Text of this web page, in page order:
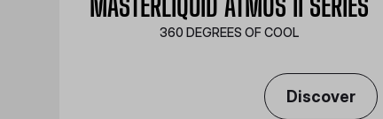
360 DEGREES OF COOL​
Discover